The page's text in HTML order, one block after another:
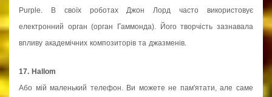
Purple. В своїх роботах Джон Лорд часто використовує
електронний орган (орган Гаммонда). Його творчість зазнавала
впливу академічних композиторів та джазменів.
17. Hallom
Або мій маленький телефон. Ви можете не пам'ятати, але саме